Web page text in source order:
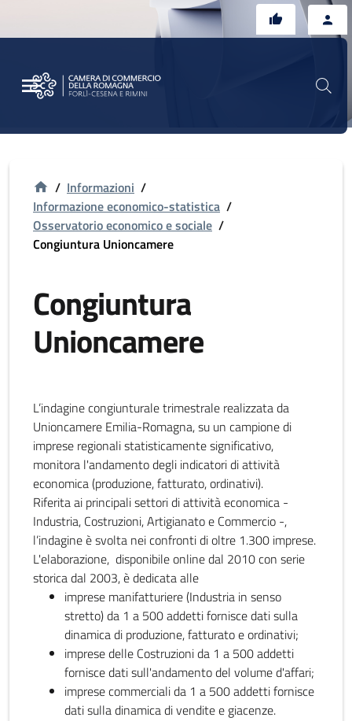
/ Informazioni /
Informazione economico-statistica /
Osservatorio economico e sociale /
Congiuntura Unioncamere
Congiuntura
Unioncamere
L’indagine congiunturale trimestrale realizzata da
Unioncamere Emilia-Romagna, su un campione di
imprese regionali statisticamente significativo,
monitora l'andamento degli indicatori di attività
economica (produzione, fatturato, ordinativi).
Riferita ai principali settori di attività economica -
Industria, Costruzioni, Artigianato e Commercio -,
l’indagine è svolta nei confronti di oltre 1.300 imprese.
L'elaborazione, disponibile online dal 2010 con serie
storica dal 2003, è dedicata alle
imprese manifatturiere (Industria in senso
stretto) da 1 a 500 addetti fornisce dati sulla
dinamica di produzione, fatturato e ordinativi;
imprese delle Costruzioni da 1 a 500 addetti
fornisce dati sull'andamento del volume d'affari;
imprese commerciali da 1 a 500 addetti fornisce
dati sulla dinamica di vendite e giacenze.